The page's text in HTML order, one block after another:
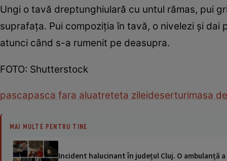
Ungi o tavă dreptunghiulară cu untul rămas, pui
suprafaţa. Pui compoziţia în tavă, o nivelezi şi
atunci când s-a rumenit pe deasupra.
FOTO: Shutterstock
pascapasca fara aluatreteta zileideserturimasa
MAI MULTE PENTRU TINE
Incident halucinant în județul Cluj. O ambulanță